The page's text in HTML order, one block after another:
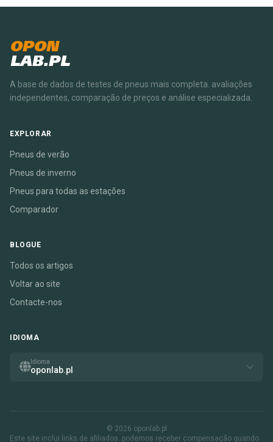
OPON
LAB.PL
A base de dados de testes de pneus mais completa. avaliações
independentes, comparação de preços e análise especializada.
EXPLORAR
Pneus de verão
Pneus de inverno
Pneus para todas as estações
Comparador
BLOGUE
Todos os artigos
Voltar ao site
Contacte-nos
IDIOMA
Idioma
oponlab.pl
© 2026 oponlab.pl
Este site inclui links de afiliados. podemos receber compensação quando